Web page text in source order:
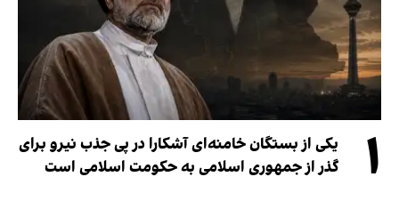
۱
یکی از بستگان خامنه‌ای آشکارا در پی جذب نیرو برای
گذر از جمهوری اسلامی به حکومت اسلامی است